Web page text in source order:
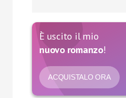
È uscito il mio
nuovo romanzo!
ACQUISTALO ORA